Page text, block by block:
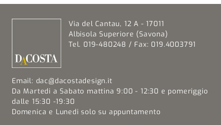
Via del Cantau, 12 A - 17011
Albisola Superiore (Savona)
Tel. 019-480248 / Fax: 019.4003791
Email: dac@dacostadesign.it
Da Martedi a Sabato mattina 9:00 - 12:30 e pomeriggio
dalle 15:30 -19:30
Domenica e Lunedi solo su appuntamento